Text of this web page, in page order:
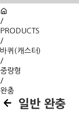
/
PRODUCTS
/
바퀴(캐스터)
/
중량형
/
완충
일반 완충